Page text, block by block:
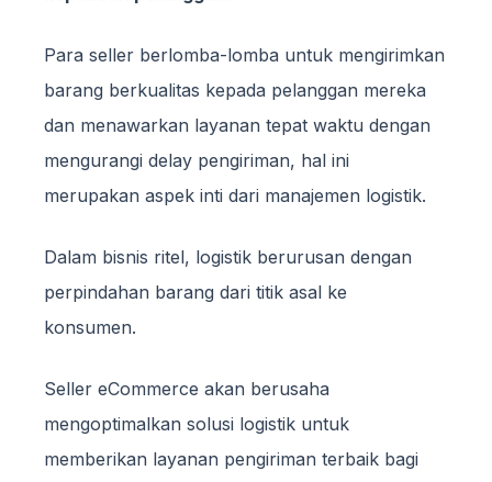
Para seller berlomba-lomba untuk mengirimkan
barang berkualitas kepada pelanggan mereka
dan menawarkan layanan tepat waktu dengan
mengurangi delay pengiriman, hal ini
merupakan aspek inti dari manajemen logistik.
Dalam bisnis ritel, logistik berurusan dengan
perpindahan barang dari titik asal ke
konsumen.
Seller eCommerce akan berusaha
mengoptimalkan solusi logistik untuk
memberikan layanan pengiriman terbaik bagi